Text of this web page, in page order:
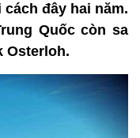
đây hai năm.
Quốc còn sa
Osterloh.